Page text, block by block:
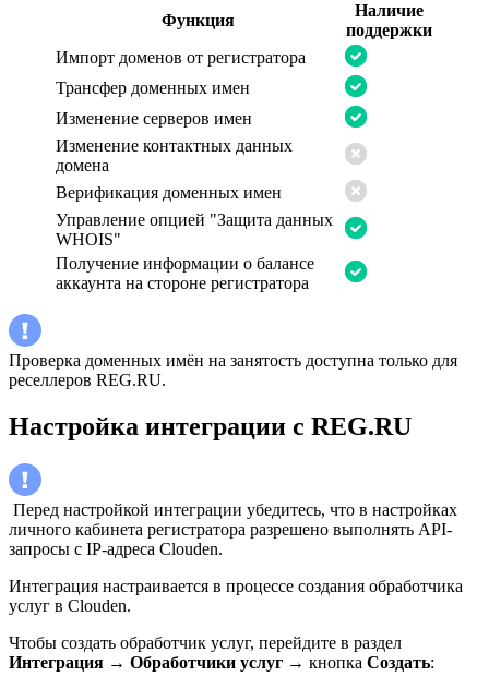
Функция
Наличие
поддержки
Импорт доменов от регистратора
Трансфер доменных имен
Изменение серверов имен
Изменение контактных данных
домена
Верификация доменных имен
Управление опцией "Защита данных
WHOIS"
Получение информации о балансе
аккаунта на стороне регистратора
Проверка доменных имён на занятость доступна только для
реселлеров REG.RU.
Настройка интеграции с REG.RU
Перед настройкой интеграции убедитесь, что в настройках
личного кабинета регистратора разрешено выполнять API-
запросы с IP-адреса Clouden.
Интеграция настраивается в процессе создания обработчика
услуг в Clouden.
Чтобы создать обработчик услуг, перейдите в раздел
Интеграция → Обработчики услуг → кнопка Создать: